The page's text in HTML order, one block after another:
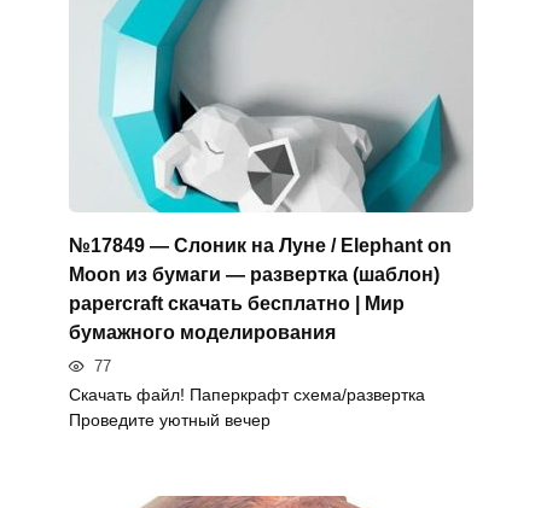
№17849 — Слоник на Луне / Elephant on
Moon из бумаги — развертка (шаблон)
papercraft скачать бесплатно | Мир
бумажного моделирования
77
Скачать файл! Паперкрафт схема/развертка
Проведите уютный вечер